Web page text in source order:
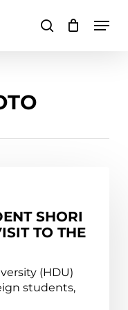
search Close
SHORI
TO THE
(HDU)
students,